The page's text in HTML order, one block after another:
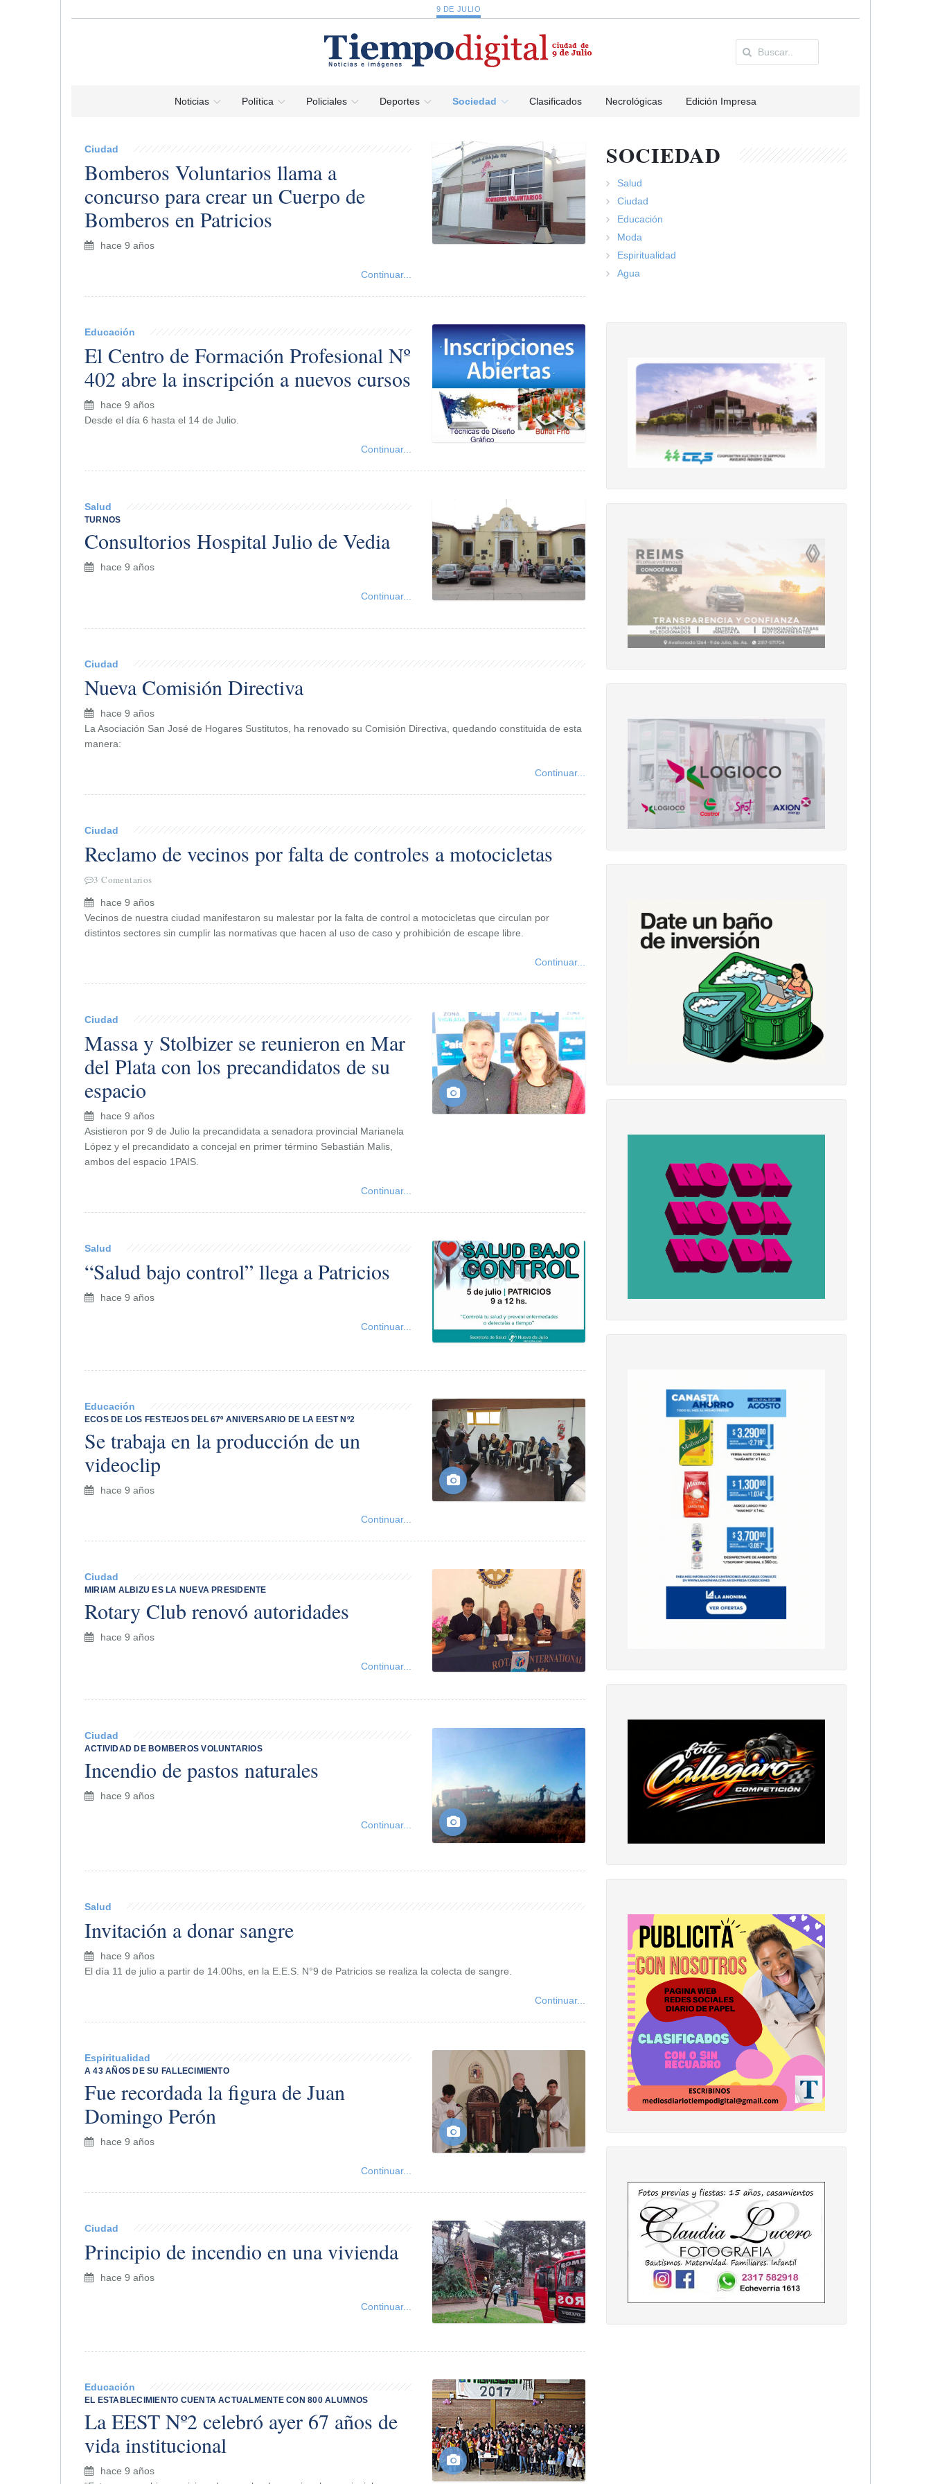
9 DE JULIO
Noticias Política Policiales Deportes Sociedad Clasificados Necrológicas Edición Impresa
Ciudad
Bomberos Voluntarios llama a
concurso para crear un Cuerpo de
Bomberos en Patricios
hace 9 años
Continuar...
Educación
El Centro de Formación Profesional Nº
402 abre la inscripción a nuevos cursos
hace 9 años
Desde el día 6 hasta el 14 de Julio.
Continuar...
Salud
TURNOS
Consultorios Hospital Julio de Vedia
hace 9 años
Continuar...
Ciudad
Nueva Comisión Directiva
hace 9 años
La Asociación San José de Hogares Sustitutos, ha renovado su Comisión Directiva, quedando constituida de esta
manera:
Continuar...
Ciudad
Reclamo de vecinos por falta de controles a motocicletas
3 Comentarios
hace 9 años
Vecinos de nuestra ciudad manifestaron su malestar por la falta de control a motocicletas que circulan por
distintos sectores sin cumplir las normativas que hacen al uso de caso y prohibición de escape libre.
Continuar...
Ciudad
Massa y Stolbizer se reunieron en Mar
del Plata con los precandidatos de su
espacio
hace 9 años
Asistieron por 9 de Julio la precandidata a senadora provincial Marianela
López y el precandidato a concejal en primer término Sebastián Malis,
ambos del espacio 1PAIS.
Continuar...
Salud
“Salud bajo control” llega a Patricios
hace 9 años
Continuar...
Educación
ECOS DE LOS FESTEJOS DEL 67º ANIVERSARIO DE LA EEST Nº2
Se trabaja en la producción de un
videoclip
hace 9 años
Continuar...
Ciudad
MIRIAM ALBIZU ES LA NUEVA PRESIDENTE
Rotary Club renovó autoridades
hace 9 años
Continuar...
Ciudad
ACTIVIDAD DE BOMBEROS VOLUNTARIOS
Incendio de pastos naturales
hace 9 años
Continuar...
Salud
Invitación a donar sangre
hace 9 años
El día 11 de julio a partir de 14.00hs, en la E.E.S. N°9 de Patricios se realiza la colecta de sangre.
Continuar...
Espiritualidad
A 43 AÑOS DE SU FALLECIMIENTO
Fue recordada la figura de Juan
Domingo Perón
hace 9 años
Continuar...
Ciudad
Principio de incendio en una vivienda
hace 9 años
Continuar...
Educación
EL ESTABLECIMIENTO CUENTA ACTUALMENTE CON 800 ALUMNOS
La EEST Nº2 celebró ayer 67 años de
vida institucional
hace 9 años
SOCIEDAD
Salud
Ciudad
Educación
Moda
Espiritualidad
Agua